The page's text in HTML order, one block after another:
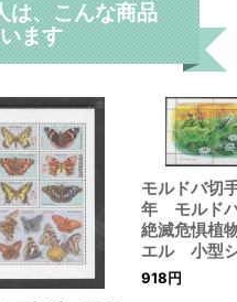
は、こんな商品
ます
モルドバ
年 モルド
絶滅危惧
エル 小型
918円